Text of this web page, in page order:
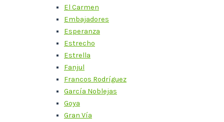
El Carmen
Embajadores
Esperanza
Estrecho
Estrella
Fanjul
Francos Rodríguez
García Noblejas
Goya
Gran Vía